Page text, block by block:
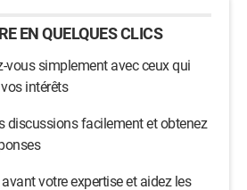
EN QUELQUES CLICS
vous simplement avec ceux qui
intérêts
discussions facilement et obtenez
votre expertise et aidez les